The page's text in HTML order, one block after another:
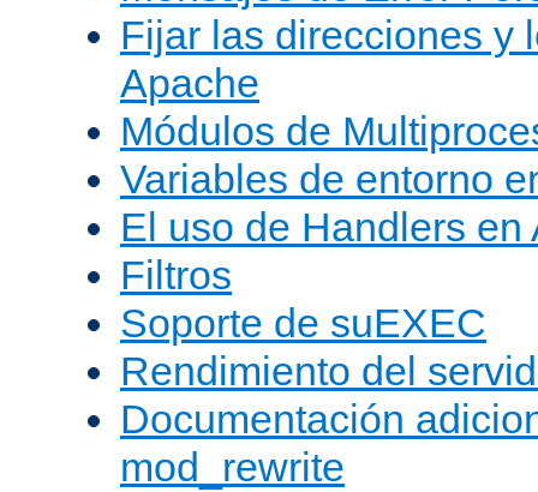
Fijar las direcciones y
Apache
Módulos de
Variables de entorno
El uso de Handlers en
Filtros
Soporte de suEXEC
Rendimiento del
Documentación
mod_rewrite